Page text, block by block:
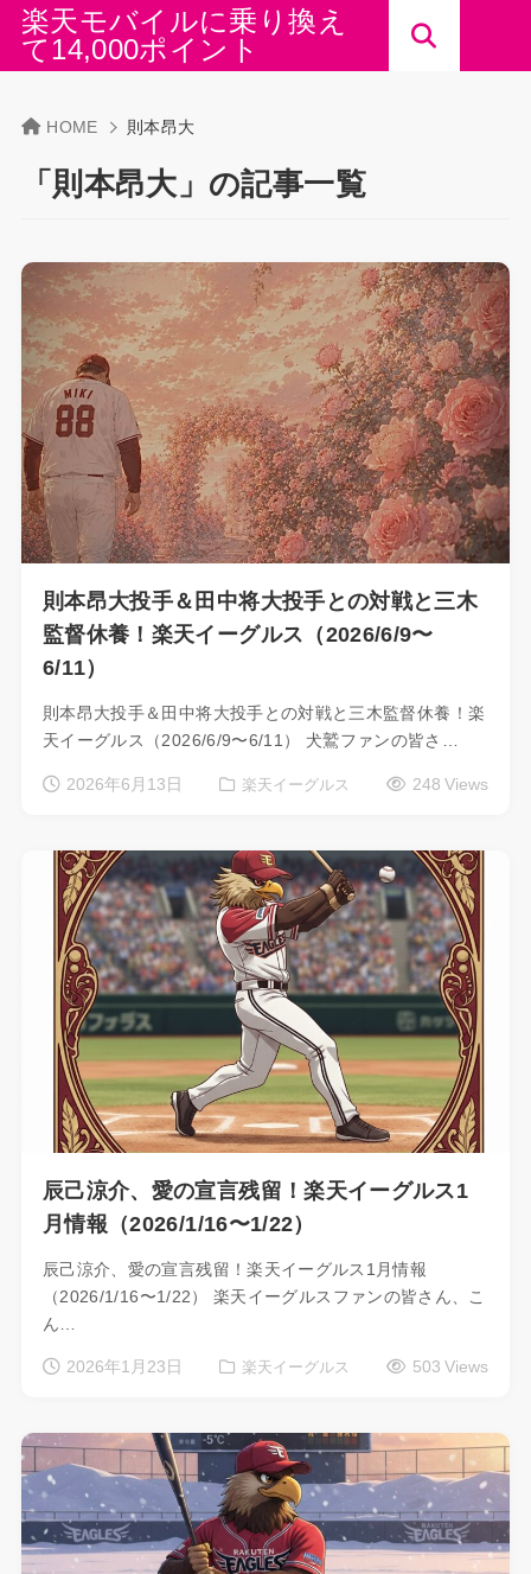
楽天モバイルに乗り換え
て14,000ポイント
HOME 則本昂大
「則本昂大」の記事一覧
則本昂大投手＆田中将大投手との対戦と三木
監督休養！楽天イーグルス（2026/6/9〜
6/11）
則本昂大投手＆田中将大投手との対戦と三木監督休養！楽
天イーグルス（2026/6/9〜6/11） 犬鷲ファンの皆さ…
2026年6月13日 楽天イーグルス 248 Views
辰己涼介、愛の宣言残留！楽天イーグルス1
月情報（2026/1/16〜1/22）
辰己涼介、愛の宣言残留！楽天イーグルス1月情報
（2026/1/16〜1/22） 楽天イーグルスファンの皆さん、こ
ん…
2026年1月23日 楽天イーグルス 503 Views